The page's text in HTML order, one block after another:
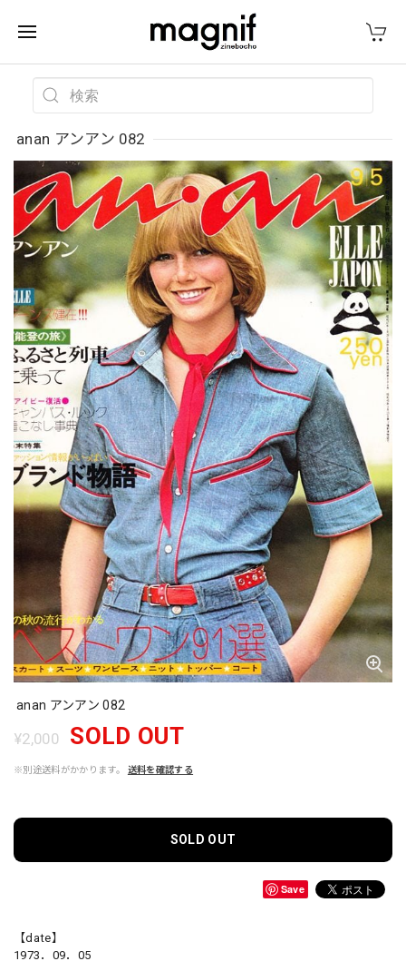
anan アンアン 082
anan アンアン 082
¥2,000 SOLD OUT
※別途送料がかかります。 送料を確認する
SOLD OUT
Save
【date】
1973．09．05